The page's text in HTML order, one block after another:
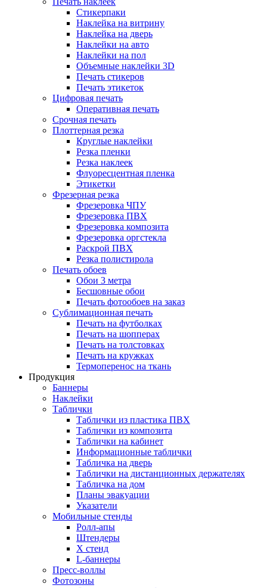
Стикерпаки
Наклейка на витрину
Наклейка на дверь
Наклейки на авто
Наклейки на пол
Объемные наклейки 3D
Печать стикеров
Печать этикеток
Цифровая печать
Оперативная печать
Срочная печать
Плоттерная резка
Круглые наклейки
Резка пленки
Резка наклеек
Флуоресцентная пленка
Этикетки
Фрезерная резка
Фрезеровка ЧПУ
Фрезеровка ПВХ
Фрезеровка композита
Фрезеровка оргстекла
Раскрой ПВХ
Резка полистирола
Печать обоев
Обои 3 метра
Бесшовные обои
Печать фотообоев на заказ
Сублимационная печать
Печать на футболках
Печать на шопперах
Печать на толстовках
Печать на кружках
Термоперенос на ткань
Продукция
Баннеры
Наклейки
Таблички
Таблички из пластика ПВХ
Таблички из композита
Таблички на кабинет
Информационные таблички
Табличка на дверь
Таблички на дистанционных держателях
Табличка на дом
Планы эвакуации
Указатели
Мобильные стенды
Ролл-апы
Штендеры
Х стенд
L-баннеры
Пресс-воллы
Фотозоны